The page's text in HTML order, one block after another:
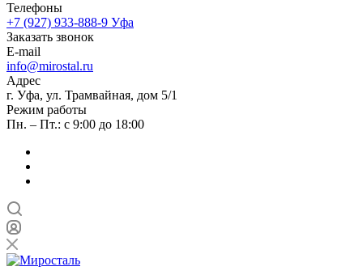
Телефоны
+7 (927) 933-888-9 Уфа
Заказать звонок
E-mail
info@mirostal.ru
Адрес
г. Уфа, ул. Трамвайная, дом 5/1
Режим работы
Пн. – Пт.: с 9:00 до 18:00